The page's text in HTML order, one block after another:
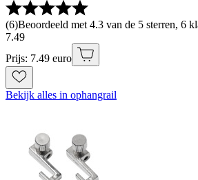
(6)Beoordeeld met 4.3 van de 5 sterren, 6
7.49
Prijs: 7.49 euro
Bekijk alles in ophangrail